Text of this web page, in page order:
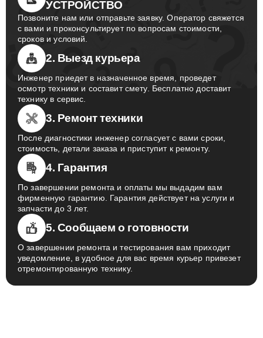
1. Оформление заявки
УСТРОЙСТВО
Позвоните нам или отправьте заявку. Оператор свяжется
с вами и проконсультирует по вопросам стоимости,
сроков и условий.
Инженер приедет в назначенное время, проведет
осмотр техники и составит смету. Бесплатно доставит
технику в сервис.
После диагностики инженер согласует с вами сроки,
стоимость, детали заказа и приступит к ремонту.
По завершении ремонта и оплаты мы выдадим вам
фирменную гарантию. Гарантия действует на услуги и
запчасти до 3 лет.
О завершении ремонта и тестирования вам приходит
уведомление, в удобное для вас время курьер привезет